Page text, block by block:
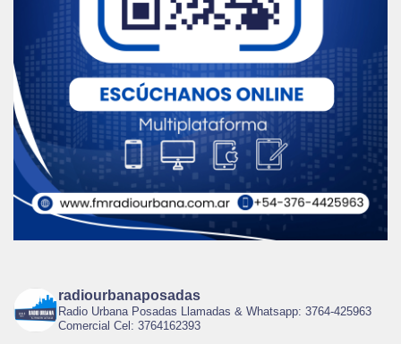
radiourbanaposadas
Radio Urbana Posadas Llamadas & Whatsapp: 3764-425963
Comercial Cel: 3764162393